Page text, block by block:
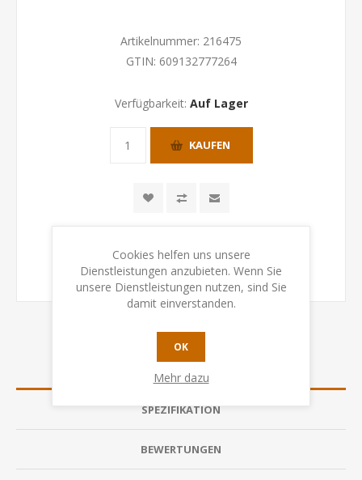
Artikelnummer: 216475
GTIN: 609132777264
Verfügbarkeit: Auf Lager
KAUFEN
ÜBERSICHT
SPEZIFIKATION
BEWERTUNGEN
Cookies helfen uns unsere
Dienstleistungen anzubieten. Wenn Sie
unsere Dienstleistungen nutzen, sind Sie
damit einverstanden.
OK
Mehr dazu